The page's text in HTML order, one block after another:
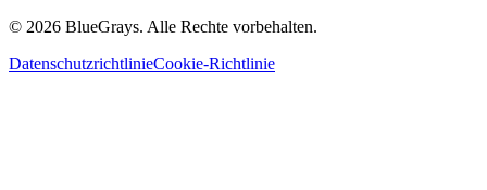
© 2026 BlueGrays. Alle Rechte vorbehalten.
DatenschutzrichtlinieCookie-Richtlinie